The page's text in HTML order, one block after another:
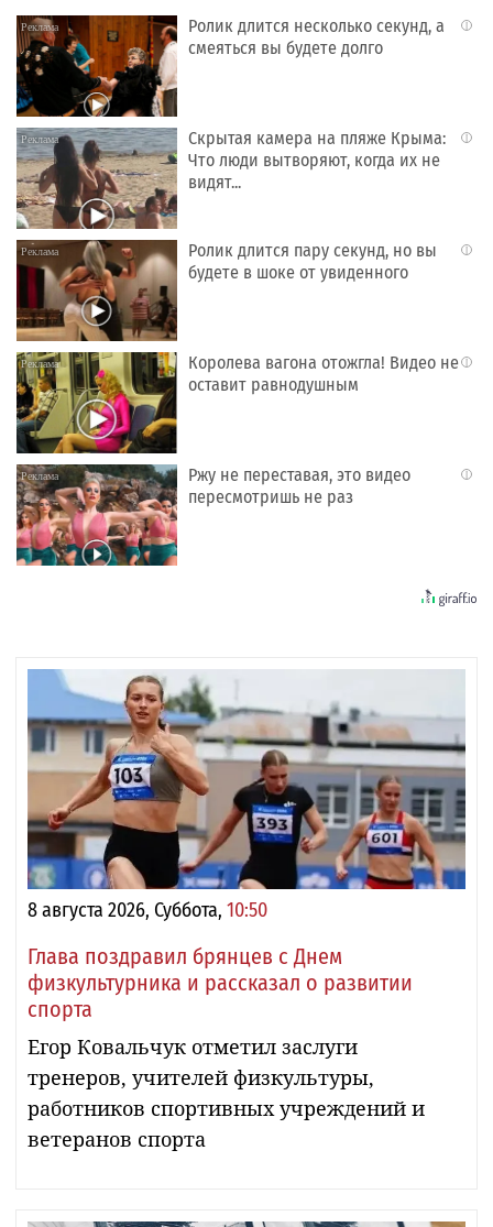
i
Ролик длится несколько секунд, а
смеяться вы будете долго
i
Скрытая камера на пляже Крыма:
Что люди вытворяют, когда их не
видят...
i
Ролик длится пару секунд, но вы
будете в шоке от увиденного
i
Королева вагона отожгла! Видео не
оставит равнодушным
i
Ржу не переставая, это видео
пересмотришь не раз
8 августа 2026, Суббота, 10:50
Глава поздравил брянцев с Днем
физкультурника и рассказал о развитии
спорта
Егор Ковальчук отметил заслуги
тренеров, учителей физкультуры,
работников спортивных учреждений и
ветеранов спорта